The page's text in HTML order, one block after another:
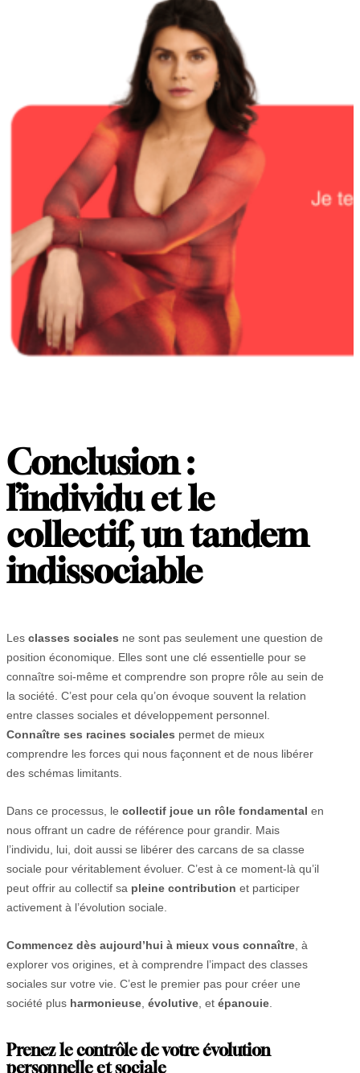
Conclusion :
l’individu et le
collectif, un tandem
indissociable
Les classes sociales ne sont pas seulement une question de
position économique. Elles sont une clé essentielle pour se
connaître soi-même et comprendre son propre rôle au sein de
la société. C’est pour cela qu’on évoque souvent la relation
entre classes sociales et développement personnel.
Connaître ses racines sociales permet de mieux
comprendre les forces qui nous façonnent et de nous libérer
des schémas limitants.
Dans ce processus, le collectif joue un rôle fondamental en
nous offrant un cadre de référence pour grandir. Mais
l’individu, lui, doit aussi se libérer des carcans de sa classe
sociale pour véritablement évoluer. C’est à ce moment-là qu’il
peut offrir au collectif sa pleine contribution et participer
activement à l’évolution sociale.
Commencez dès aujourd’hui à mieux vous connaître , à
explorer vos origines, et à comprendre l’impact des classes
sociales sur votre vie. C’est le premier pas pour créer une
société plus harmonieuse évolutive , et épanouie
Prenez le contrôle de votre évolution
personnelle et sociale